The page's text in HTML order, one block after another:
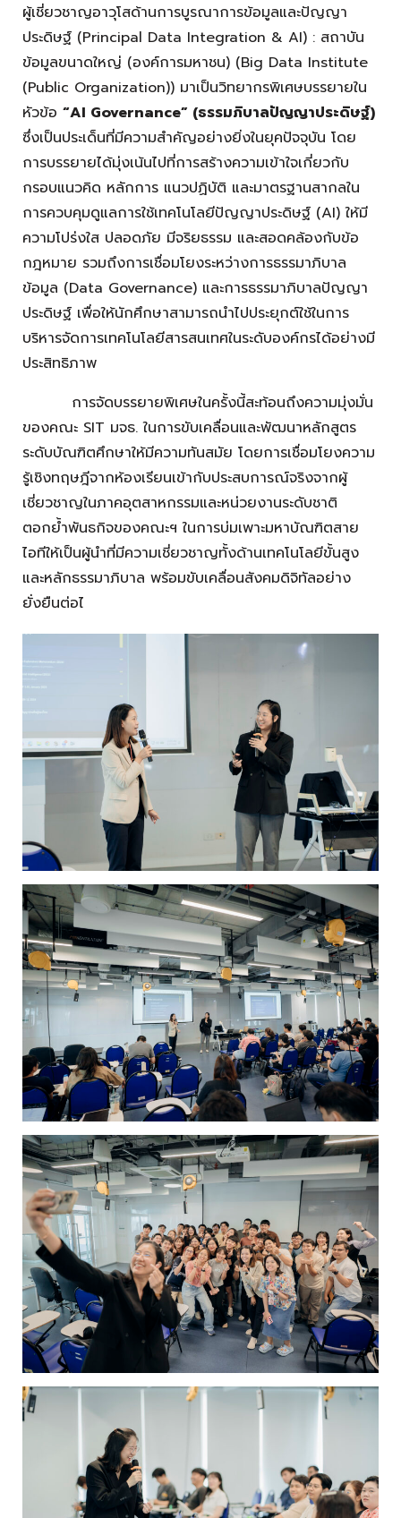
ผู้เชี่ยวชาญอาวุโสด้านการบูรณาการข้อมูลและปัญญา
ประดิษฐ์ (Principal Data Integration & AI) : สถาบัน
ข้อมูลขนาดใหญ่ (องค์การมหาชน) (Big Data Institute
(Public Organization)) มาเป็นวิทยากรพิเศษบรรยายใน
หัวข้อ “AI Governance” (ธรรมภิบาลปัญญาประดิษฐ์)
ซึ่งเป็นประเด็นที่มีความสำคัญอย่างยิ่งในยุคปัจจุบัน โดย
การบรรยายได้มุ่งเน้นไปที่การสร้างความเข้าใจเกี่ยวกับ
กรอบแนวคิด หลักการ แนวปฏิบัติ และมาตรฐานสากลใน
การควบคุมดูแลการใช้เทคโนโลยีปัญญาประดิษฐ์ (AI) ให้มี
ความโปร่งใส ปลอดภัย มีจริยธรรม และสอดคล้องกับข้อ
กฎหมาย รวมถึงการเชื่อมโยงระหว่างการธรรมาภิบาล
ข้อมูล (Data Governance) และการธรรมาภิบาลปัญญา
ประดิษฐ์ เพื่อให้นักศึกษาสามารถนำไปประยุกต์ใช้ในการ
บริหารจัดการเทคโนโลยีสารสนเทศในระดับองค์กรได้อย่างมี
ประสิทธิภาพ
การจัดบรรยายพิเศษในครั้งนี้สะท้อนถึงความมุ่งมั่น
ของคณะ SIT มจธ. ในการขับเคลื่อนและพัฒนาหลักสูตร
ระดับบัณฑิตศึกษาให้มีความทันสมัย โดยการเชื่อมโยงความ
รู้เชิงทฤษฎีจากห้องเรียนเข้ากับประสบการณ์จริงจากผู้
เชี่ยวชาญในภาคอุตสาหกรรมและหน่วยงานระดับชาติ
ตอกย้ำพันธกิจของคณะฯ ในการบ่มเพาะมหาบัณฑิตสาย
ไอทีให้เป็นผู้นำที่มีความเชี่ยวชาญทั้งด้านเทคโนโลยีขั้นสูง
และหลักธรรมาภิบาล พร้อมขับเคลื่อนสังคมดิจิทัลอย่าง
ยั่งยืนต่อไ